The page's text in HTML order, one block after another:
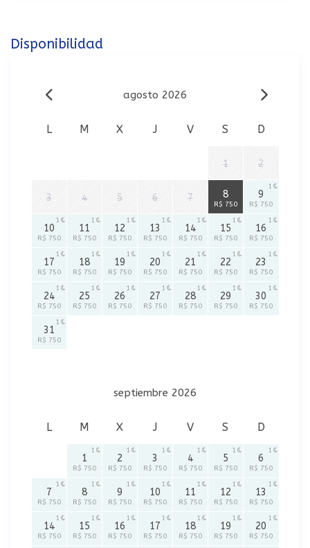
Disponibilidad
agosto 2026
L M X J V S D
1 2
3 4 5 6 7 8
R$ 750
9
R$ 750
1
10
R$ 750
1
11
R$ 750
1
12
R$ 750
1
13
R$ 750
1
14
R$ 750
1
15
R$ 750
1
16
R$ 750
1
17
R$ 750
1
18
R$ 750
1
19
R$ 750
1
20
R$ 750
1
21
R$ 750
1
22
R$ 750
1
23
R$ 750
1
24
R$ 750
1
25
R$ 750
1
26
R$ 750
1
27
R$ 750
1
28
R$ 750
1
29
R$ 750
1
30
R$ 750
1
31
R$ 750
1
septiembre 2026
L M X J V S D
1
R$ 750
1
2
R$ 750
1
3
R$ 750
1
4
R$ 750
1
5
R$ 750
1
6
R$ 750
1
7
R$ 750
1
8
R$ 750
1
9
R$ 750
1
10
R$ 750
1
11
R$ 750
1
12
R$ 750
1
13
R$ 750
1
14
R$ 750
1
15
R$ 750
1
16
R$ 750
1
17
R$ 750
1
18
R$ 750
1
19
R$ 750
1
20
R$ 750
1